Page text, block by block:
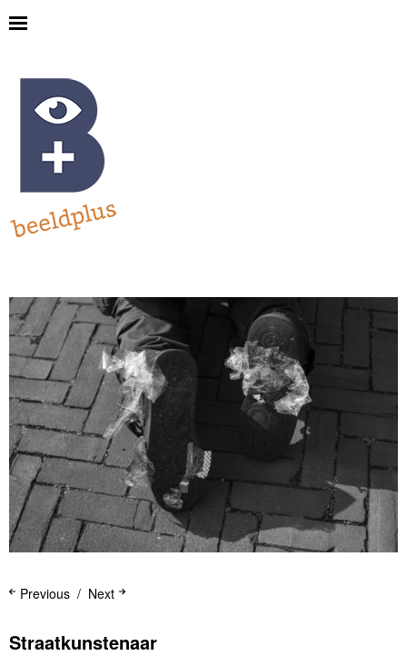
Next
Previous
Straatkunstenaar